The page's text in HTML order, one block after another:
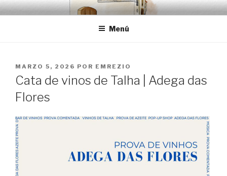
Saltar
al
EMRÉZIO
Casa Museu Interativa de Borba
Menú
PUBLICADO
EL
MARZO 5, 2026 POR EMREZIO
Cata de vinos de Talha | Adega das
Flores